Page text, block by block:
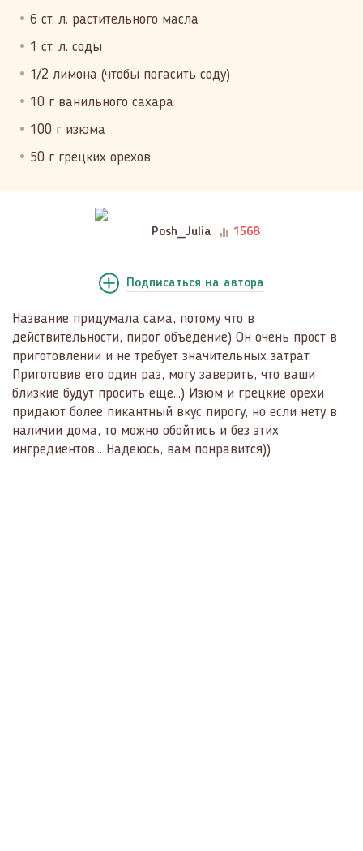
6 ст. л. растительного масла
1 ст. л. соды
1/2 лимона (чтобы погасить соду)
10 г ванильного сахара
100 г изюма
50 г грецких орехов
Posh_Julia 1568
Подписаться на автора
Название придумала сама, потому что в
действительности, пирог объедение) Он очень прост в
приготовлении и не требует значительных затрат.
Приготовив его один раз, могу заверить, что ваши
близкие будут просить еще...) Изюм и грецкие орехи
придают более пикантный вкус пирогу, но если нету в
наличии дома, то можно обойтись и без этих
ингредиентов... Надеюсь, вам понравится))